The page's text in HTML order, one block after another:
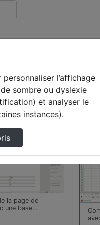
la page de
une base…
l’affichage
sombre ou dyslexie
et analyser le
instances).